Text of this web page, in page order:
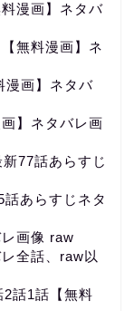
漫画】ネタバ
無料漫画】ネ
漫画】ネタバ
】ネタバレ画
77話あらすじ
話あらすじネタ
画像 raw
全話、raw以
話1話【無料